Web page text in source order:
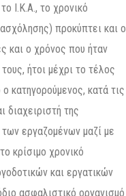
Ι.Κ.Α., το χρονικό
προκύπτει και ο
και ο χρόνος που ήταν
ήτοι μέχρι το τέλος
κατηγορούμενος, κατά τις
διαχειριστή της
εργαζομένων μαζί με
κρίσιμο χρονικό
και εργατικών
ασφαλιστικό οργανισμό